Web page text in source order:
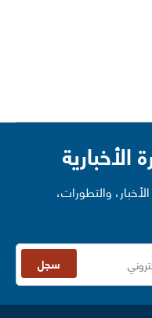
والتطورات،
سجل